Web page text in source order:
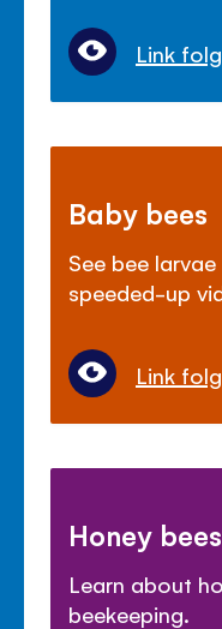
Link
Baby bees
See bee
speeded-up
Link
Honey bees
Learn about
beekeeping.